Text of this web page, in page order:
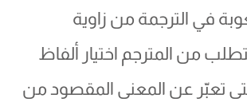
في الترجمة من زاوية
من المترجم اختيار ألفاظ
تعبّر عن المعنى المقصود من